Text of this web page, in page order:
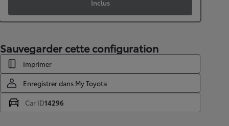
Inclus
Sauvegarder cette configuration
Imprimer
Enregistrer dans My Toyota
Car ID14296